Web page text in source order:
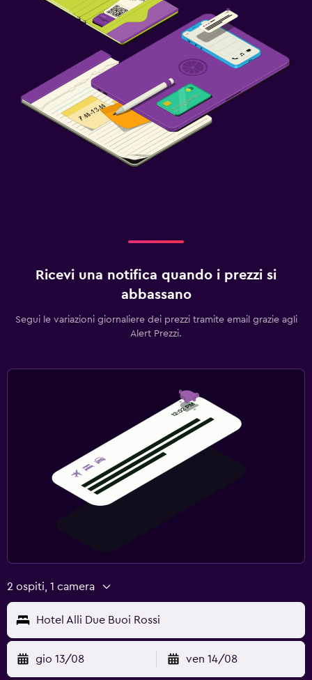
Ricevi una notifica quando i prezzi si
abbassano
Segui le variazioni giornaliere dei prezzi tramite email grazie agli
Alert Prezzi.
2 ospiti, 1 camera
Hotel Alli Due Buoi Rossi
gio 13/08 ven 14/08